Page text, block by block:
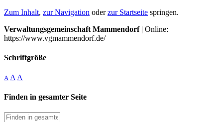
Zum Inhalt, zur Navigation oderzur Startseite springen.
Verwaltungsgemeinschaft Mammendorf| Online:
https://www.vgmammendorf.de/
Schriftgröße
A A A
Finden in gesamter Seite